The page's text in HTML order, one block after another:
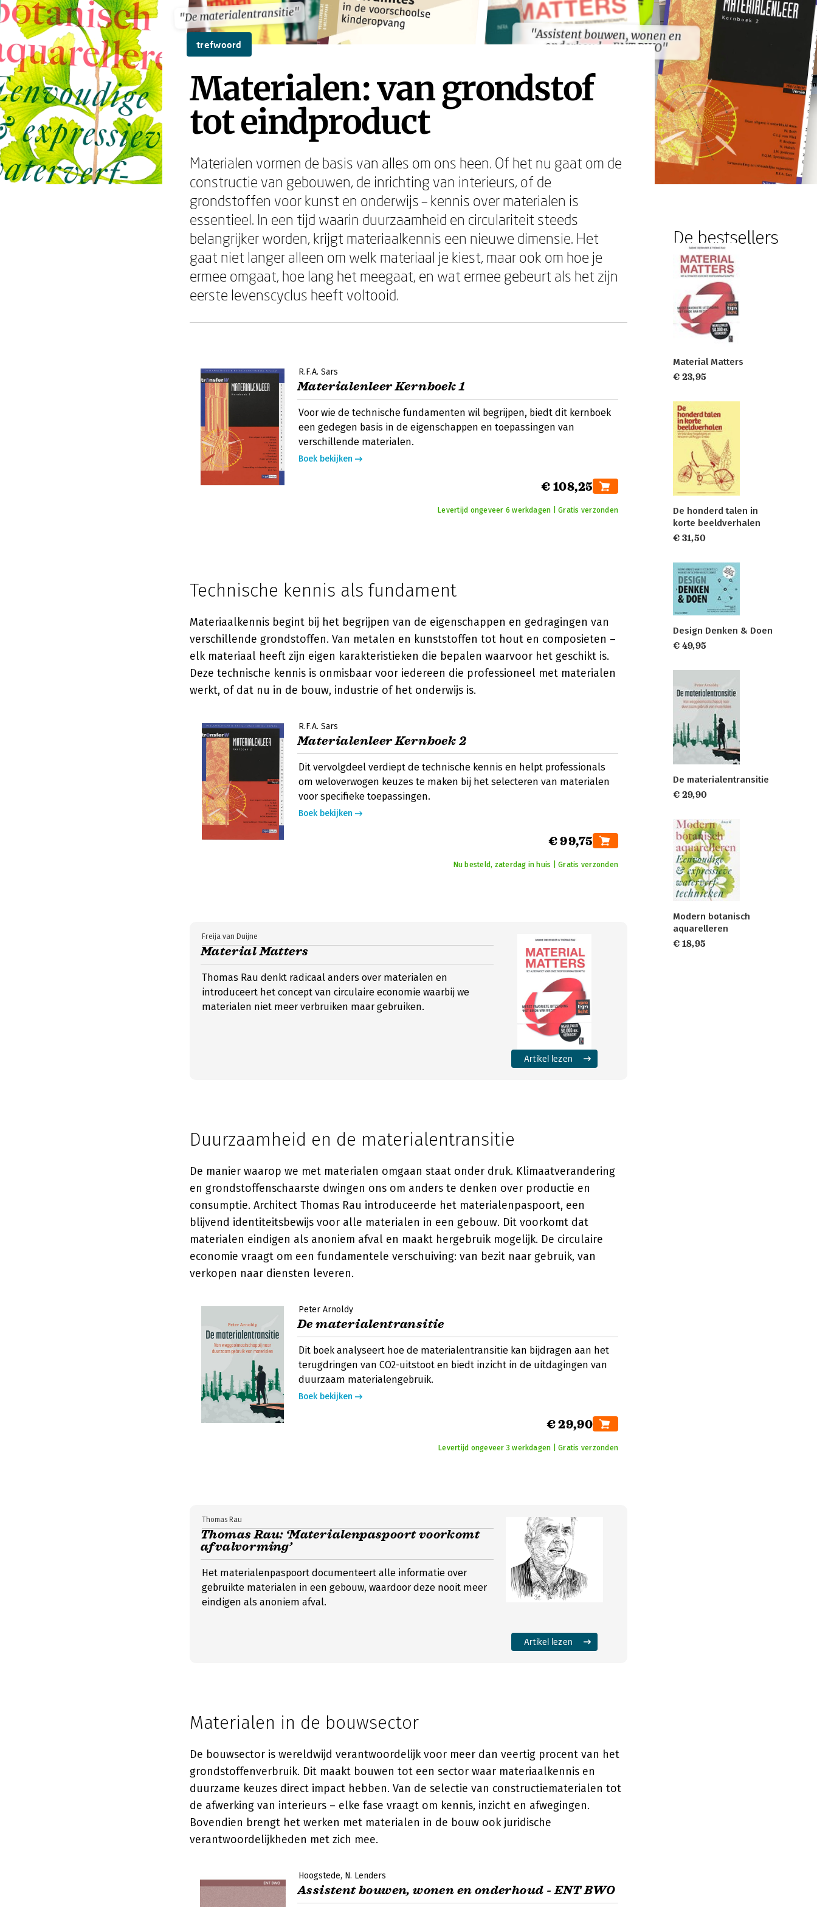
"De materialentransitie"
"Assistent bouwen, wonen en
onderhoud - ENT BWO"
"De materialentransitie"
"Assistent bouwen, wonen en
onderhoud - ENT BWO"
trefwoord
Materialen: van grondstof
tot eindproduct
Materialen vormen de basis van alles om ons heen. Of het nu gaat om de
constructie van gebouwen, de inrichting van interieurs, of de
grondstoffen voor kunst en onderwijs – kennis over materialen is
essentieel. In een tijd waarin duurzaamheid en circulariteit steeds
belangrijker worden, krijgt materiaalkennis een nieuwe dimensie. Het
gaat niet langer alleen om welk materiaal je kiest, maar ook om hoe je
ermee omgaat, hoe lang het meegaat, en wat ermee gebeurt als het zijn
eerste levenscyclus heeft voltooid.
R.F.A. Sars
Materialenleer Kernboek 1
Voor wie de technische fundamenten wil begrijpen, biedt dit kernboek
een gedegen basis in de eigenschappen en toepassingen van
verschillende materialen.
Boek bekijken
€ 108,25
Levertijd ongeveer 6 werkdagen | Gratis verzonden
Technische kennis als fundament
Materiaalkennis begint bij het begrijpen van de eigenschappen en gedragingen van
verschillende grondstoffen. Van metalen en kunststoffen tot hout en composieten –
elk materiaal heeft zijn eigen karakteristieken die bepalen waarvoor het geschikt is.
Deze technische kennis is onmisbaar voor iedereen die professioneel met materialen
werkt, of dat nu in de bouw, industrie of het onderwijs is.
R.F.A. Sars
Materialenleer Kernboek 2
Dit vervolgdeel verdiept de technische kennis en helpt professionals
om weloverwogen keuzes te maken bij het selecteren van materialen
voor specifieke toepassingen.
Boek bekijken
€ 99,75
Nu besteld, zaterdag in huis | Gratis verzonden
Material Matters
Freija van Duijne
Thomas Rau denkt radicaal anders over materialen en
introduceert het concept van circulaire economie waarbij we
materialen niet meer verbruiken maar gebruiken.
Artikel lezen
Duurzaamheid en de materialentransitie
De manier waarop we met materialen omgaan staat onder druk. Klimaatverandering
en grondstoffenschaarste dwingen ons om anders te denken over productie en
consumptie. Architect Thomas Rau introduceerde het materialenpaspoort, een
blijvend identiteitsbewijs voor alle materialen in een gebouw. Dit voorkomt dat
materialen eindigen als anoniem afval en maakt hergebruik mogelijk. De circulaire
economie vraagt om een fundamentele verschuiving: van bezit naar gebruik, van
verkopen naar diensten leveren.
Peter Arnoldy
De materialentransitie
Dit boek analyseert hoe de materialentransitie kan bijdragen aan het
terugdringen van CO2-uitstoot en biedt inzicht in de uitdagingen van
duurzaam materialengebruik.
Boek bekijken
€ 29,90
Levertijd ongeveer 3 werkdagen | Gratis verzonden
Thomas Rau: ‘Materialenpaspoort voorkomt
afvalvorming’
Thomas Rau
Het materialenpaspoort documenteert alle informatie over
gebruikte materialen in een gebouw, waardoor deze nooit meer
eindigen als anoniem afval.
Artikel lezen
Materialen in de bouwsector
De bouwsector is wereldwijd verantwoordelijk voor meer dan veertig procent van het
grondstoffenverbruik. Dit maakt bouwen tot een sector waar materiaalkennis en
duurzame keuzes direct impact hebben. Van de selectie van constructiematerialen tot
de afwerking van interieurs – elke fase vraagt om kennis, inzicht en afwegingen.
Bovendien brengt het werken met materialen in de bouw ook juridische
verantwoordelijkheden met zich mee.
Hoogstede N. Lenders
Assistent bouwen, wonen en onderhoud - ENT BWO
De bestsellers
Material Matters
€ 23,95
De honderd talen in
korte beeldverhalen
€ 31,50
Design Denken & Doen
€ 49,95
De materialentransitie
€ 29,90
Modern botanisch
aquarelleren
€ 18,95